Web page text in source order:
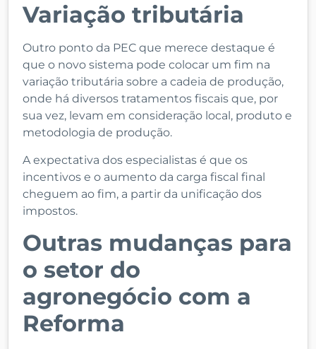
Variação tributária
Outro ponto da PEC que merece destaque é
que o novo sistema pode colocar um fim na
variação tributária sobre a cadeia de produção,
onde há diversos tratamentos fiscais que, por
sua vez, levam em consideração local, produto e
metodologia de produção.
A expectativa dos especialistas é que os
incentivos e o aumento da carga fiscal final
cheguem ao fim, a partir da unificação dos
impostos.
Outras mudanças para
o setor do
agronegócio com a
Reforma